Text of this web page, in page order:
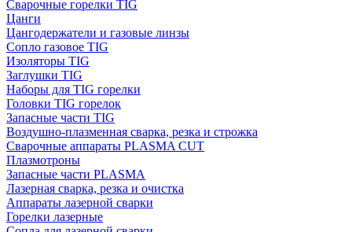
Сварочные горелки TIG
Цанги
Цангодержатели и газовые линзы
Сопло газовое TIG
Изоляторы TIG
Заглушки TIG
Наборы для TIG горелки
Головки TIG горелок
Запасные части TIG
Воздушно-плазменная сварка, резка и строжка
Сварочные аппараты PLASMA CUT
Плазмотроны
Запасные части PLASMA
Лазерная сварка, резка и очистка
Аппараты лазерной сварки
Горелки лазерные